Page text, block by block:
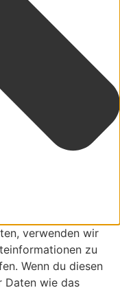
verwenden wir
zu
Wenn du diesen
Daten wie das